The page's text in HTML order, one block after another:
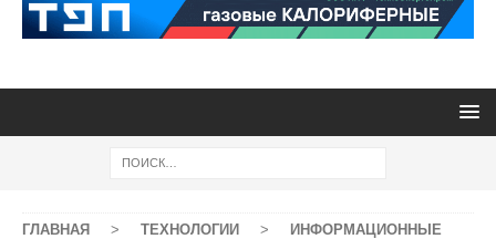
ГЛАВНАЯ > ТЕХНОЛОГИИ >
ИНФОРМАЦИОННЫЕ